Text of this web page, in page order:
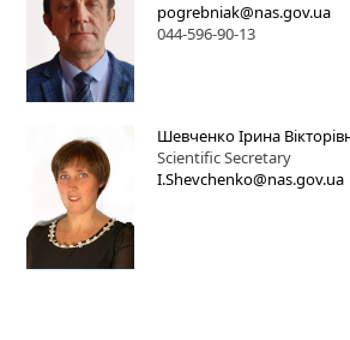
pogrebniak@nas.gov.ua
044-596-90-13
Шевченко Ірина
Scientific Secretary
I.Shevchenko@nas.gov.ua